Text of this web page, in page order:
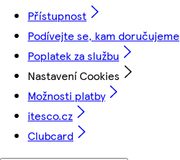
Přístupnost
Podívejte se, kam doručujeme
Poplatek za službu
Nastavení Cookies
Možnosti platby
itesco.cz
Clubcard